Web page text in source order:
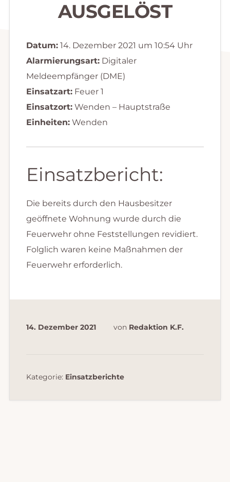
AUSGELÖST
Datum:14. Dezember 2021 um 10:54 Uhr
Alarmierungsart:Digitaler
Meldeempfänger (DME)
Einsatzart:Feuer 1
Einsatzort:Wenden – Hauptstraße
Einheiten:Wenden
Einsatzbericht:
Die bereits durch den Hausbesitzer
geöffnete Wohnung wurde durch die
Feuerwehr ohne Feststellungen revidiert.
Folglich waren keine Maßnahmen der
Feuerwehr erforderlich.
14. Dezember 2021 von Redaktion K.F.
Kategorie: Einsatzberichte